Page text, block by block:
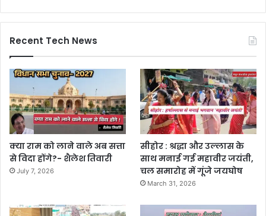
Recent Tech News
क्या राम को लाने वाले अब सत्ता
से विदा होंगे?- शैलेश तिवारी
July 7, 2026
सीहोर : श्रद्धा और उल्लास के
साथ मनाई गई महावीर जयंती,
चल समारोह में गूंजे जयघोष
March 31, 2026